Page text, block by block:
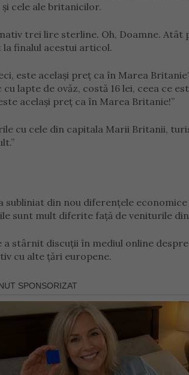
cele ale britanicilor.
trei lire sterline. Oh, Doamne. Atât
finalul acestui articol.
este același preț ca în Marea
lapte de ovăz, costă 16 lei, ceea ce
același preț ca în Marea Britanie!”
cu cele din capitala Marii Britanii,
subliniat din nou diferențele
sunt mult diferite față de veniturile
a stârnit discuții în mediul online
cu alte țări europene.